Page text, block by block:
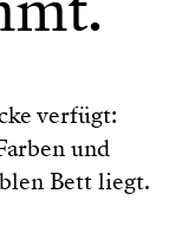
verfügt:
und
Bett liegt.